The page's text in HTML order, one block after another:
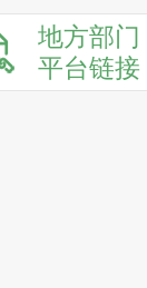
地方部门
平台链接